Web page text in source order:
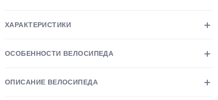
ХАРАКТЕРИСТИКИ
ОСОБЕННОСТИ ВЕЛОСИПЕДА
ОПИСАНИЕ ВЕЛОСИПЕДА